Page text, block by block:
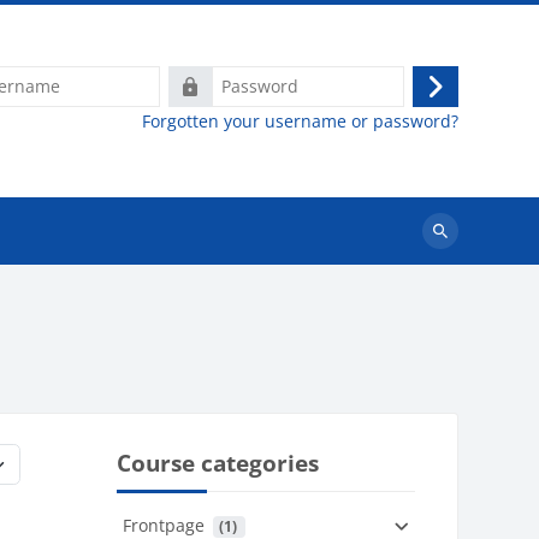
Password
Log
in
Forgotten your username or password?
Search
Course categories
Frontpage (1)